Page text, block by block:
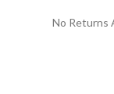
No Returns